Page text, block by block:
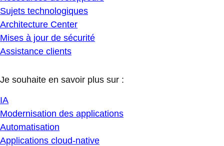
Sujets technologiques
Architecture Center
Mises à jour de sécurité
Assistance clients
Je souhaite en savoir plus sur :
IA
Modernisation des applications
Automatisation
Applications cloud-native